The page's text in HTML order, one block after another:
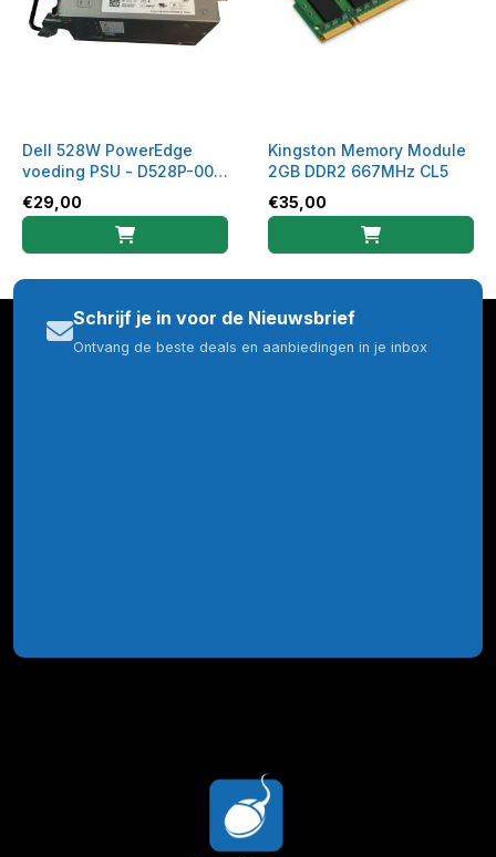
Dell 528W PowerEdge
voeding PSU - D528P-00 -
0NT154
€29,00
Kingston Memory Module
2GB DDR2 667MHz CL5
€35,00
Schrijf je in voor de Nieuwsbrief
Ontvang de beste deals en aanbiedingen in je inbox